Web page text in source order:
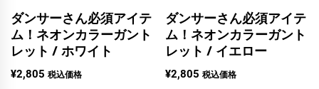
ダンサーさん必須アイテ
ム！ネオンカラーガント
レット / ホワイト
¥2,805 税込価格
ダンサーさん必須アイテ
ム！ネオンカラーガント
レット / イエロー
¥2,805 税込価格